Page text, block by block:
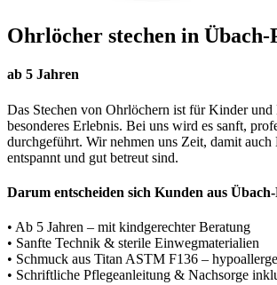
Ohrlöcher stechen in Übach-
ab 5 Jahren
Das Stechen von Ohrlöchern ist für Kinder und
besonderes Erlebnis. Bei uns wird es sanft,
durchgeführt. Wir nehmen uns Zeit, damit auch
entspannt und gut betreut sind.
Darum entscheiden sich Kunden aus
• Ab 5 Jahren – mit kindgerechter Beratung
• Sanfte Technik & sterile Einwegmaterialien
• Schmuck aus Titan ASTM F136 –
• Schriftliche Pflegeanleitung & Nachsorge